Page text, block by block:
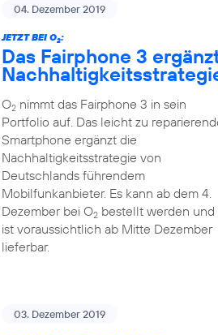
04. Dezember 2019
JETZT BEI O2:
Das Fairphone 3
O2nimmt das Fairphone 3 in sein
Portfolio auf. Das leicht zu
Smartphone ergänzt die
Nachhaltigkeitsstrategie von
Deutschlands führendem
Mobilfunkanbieter. Es kann ab dem 4.
Dezember bei O2bestellt werden und
ist voraussichtlich ab Mitte Dezember
lieferbar.
03. Dezember 2019